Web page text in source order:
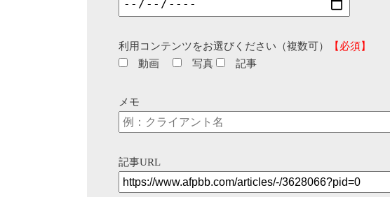
利用コンテンツをお選びください（複数可）
【必須】
動画
写真 記事
メモ
記事URL